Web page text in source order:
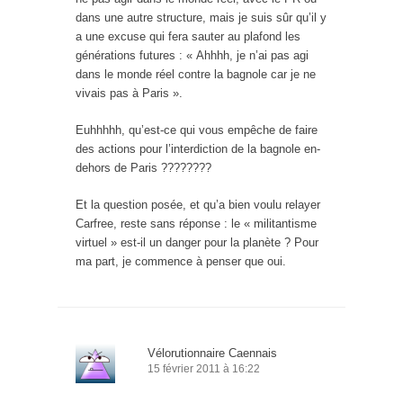
dans une autre structure, mais je suis sûr qu’il y
a une excuse qui fera sauter au plafond les
générations futures : « Ahhhh, je n’ai pas agi
dans le monde réel contre la bagnole car je ne
vivais pas à Paris ».
Euhhhhh, qu’est-ce qui vous empêche de faire
des actions pour l’interdiction de la bagnole en-
dehors de Paris ????????
Et la question posée, et qu’a bien voulu relayer
Carfree, reste sans réponse : le « militantisme
virtuel » est-il un danger pour la planète ? Pour
ma part, je commence à penser que oui.
Vélorutionnaire Caennais
15 février 2011 à 16:22